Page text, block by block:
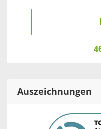
Auszeichnungen